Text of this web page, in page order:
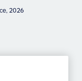
2026
to